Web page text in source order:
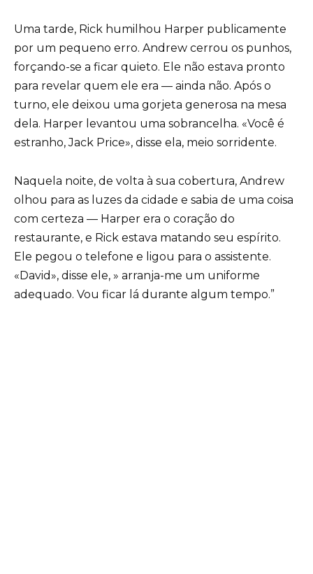
Uma tarde, Rick humilhou Harper publicamente
por um pequeno erro. Andrew cerrou os punhos,
forçando-se a ficar quieto. Ele não estava pronto
para revelar quem ele era — ainda não. Após o
turno, ele deixou uma gorjeta generosa na mesa
dela. Harper levantou uma sobrancelha. «Você é
estranho, Jack Price», disse ela, meio sorridente.
Naquela noite, de volta à sua cobertura, Andrew
olhou para as luzes da cidade e sabia de uma coisa
com certeza — Harper era o coração do
restaurante, e Rick estava matando seu espírito.
Ele pegou o telefone e ligou para o assistente.
«David», disse ele, » arranja-me um uniforme
adequado. Vou ficar lá durante algum tempo.”